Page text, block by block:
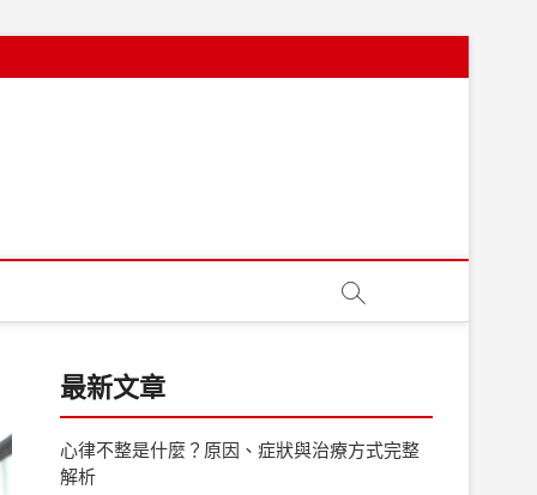
最新文章
心律不整是什麼？原因、症狀與治療方式完整
解析